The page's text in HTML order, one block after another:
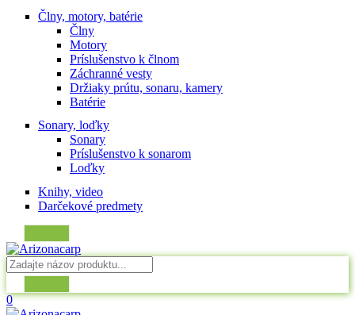
Člny, motory, batérie
Člny
Motory
Príslušenstvo k člnom
Záchranné vesty
Držiaky prútu, sonaru, kamery
Batérie
Sonary, loďky
Sonary
Príslušenstvo k sonarom
Loďky
Knihy, video
Darčekové predmety
0